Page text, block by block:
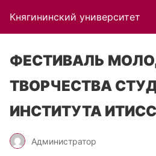
Княгининский университет
ФЕСТИВАЛЬ
ТВОРЧЕСТВА
ИНСТИТУТА ИТИСС
Администратор